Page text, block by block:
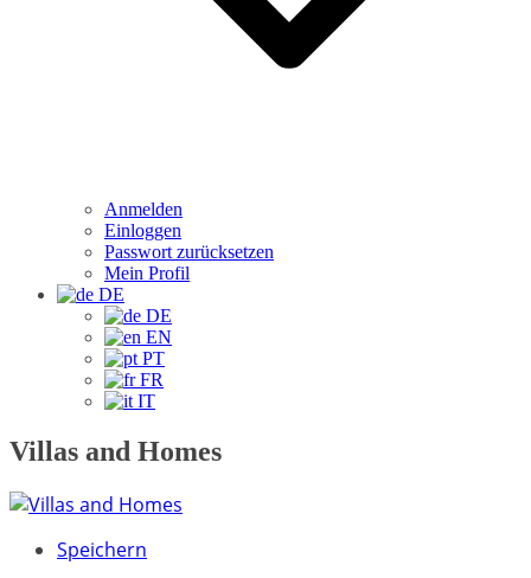
Anmelden
Einloggen
Passwort zurücksetzen
Mein Profil
DE
DE
EN
PT
FR
IT
Villas and Homes
Speichern